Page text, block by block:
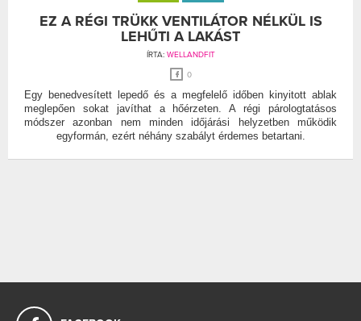
EZ A RÉGI TRÜKK VENTILÁTOR NÉLKÜL IS
LEHŰTI A LAKÁST
ÍRTA: WELLANDFIT
0
Egy benedvesített lepedő és a megfelelő időben kinyitott ablak
meglepően sokat javíthat a hőérzeten. A régi párologtatásos
módszer azonban nem minden időjárási helyzetben működik
egyformán, ezért néhány szabályt érdemes betartani.